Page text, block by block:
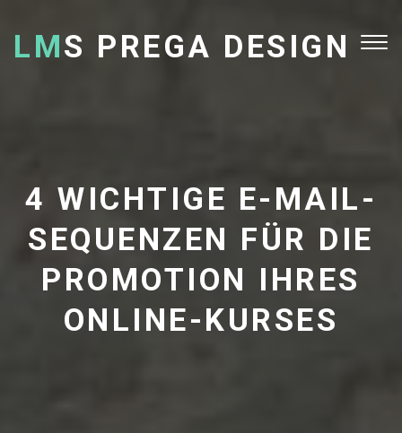
LMS PREGA DESIGN
4 WICHTIGE E-MAIL-
SEQUENZEN FÜR DIE
PROMOTION IHRES
ONLINE-KURSES